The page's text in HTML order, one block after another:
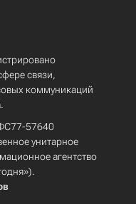
связи,
коммуникаций
57640
унитарное
агентство